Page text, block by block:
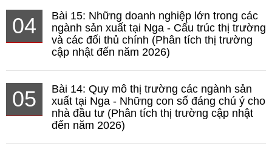
04
Bài 15: Những doanh nghiệp lớn trong các
ngành sản xuất tại Nga - Cấu trúc thị trường
và các đối thủ chính (Phân tích thị trường
cập nhật đến năm 2026)
05
Bài 14: Quy mô thị trường các ngành sản
xuất tại Nga - Những con số đáng chú ý cho
nhà đầu tư (Phân tích thị trường cập nhật
đến năm 2026)